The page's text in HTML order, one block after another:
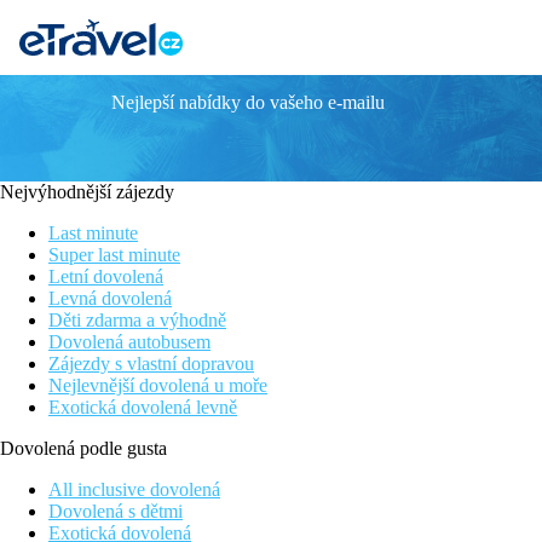
ALEX BEACH
Hotel se nachází v severní části řeckého ostrova Rhodos.
Popis hotelu
Součástí hotelu je hlavní restaurace a restaurace u bazénu,
volně k použití
Popis pokoje
Ubytování je nabízené v komfortně zařízených dvoulůžkových
vysoušeč vlasů a miniledničku. U každé ubytovací jednotky je
Sport a zábava
Hotel pravidelně pořádá animační a večerní programy pro děti
využít multiúčelové sportovní hřiště
Stravování
Program ALL INCLUSIVE zahrnuje snídaně, obědy a večeře,
Nejlepší nabídky do vašeho e-mailu
Nejvýhodnější zájezdy
Last minute
Super last minute
Letní dovolená
Levná dovolená
Děti zdarma a výhodně
Dovolená autobusem
Zájezdy s vlastní dopravou
Nejlevnější dovolená u moře
Exotická dovolená levně
Dovolená podle gusta
All inclusive dovolená
Dovolená s dětmi
Exotická dovolená